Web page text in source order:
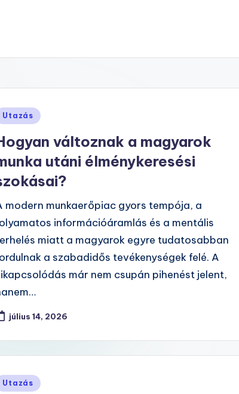
Utazás
változnak a magyarok
utáni élménykeresési
modern munkaerőpiac gyors tempója, a
információáramlás és a mentális
miatt a magyarok egyre tudatosabban
a szabadidős tevékenységek felé. A
már nem csupán pihenést jelent,
július 14, 2026
Utazás